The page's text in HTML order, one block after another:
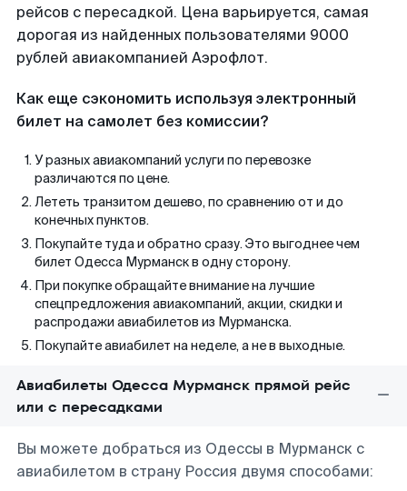
рейсов с пересадкой. Цена варьируется, самая
дорогая из найденных пользователями 9000
рублей авиакомпанией Аэрофлот.
Как еще сэкономить используя электронный
билет на самолет без комиссии?
У разных авиакомпаний услуги по перевозке
различаются по цене.
Лететь транзитом дешево, по сравнению от и до
конечных пунктов.
Покупайте туда и обратно сразу. Это выгоднее чем
билет Одесса Мурманск в одну сторону.
При покупке обращайте внимание на лучшие
спецпредложения авиакомпаний, акции, скидки и
распродажи авиабилетов из Мурманска.
Покупайте авиабилет на неделе, а не в выходные.
Авиабилеты Одесса Мурманск прямой рейс
или с пересадками
Вы можете добраться из Одессы в Мурманск с
авиабилетом в страну Россия двумя способами: